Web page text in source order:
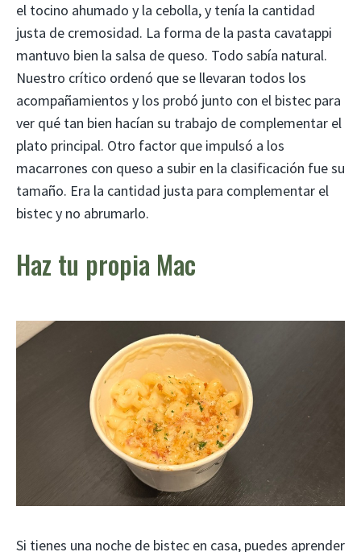
el tocino ahumado y la cebolla, y tenía la cantidad
justa de cremosidad. La forma de la pasta cavatappi
mantuvo bien la salsa de queso. Todo sabía natural.
Nuestro crítico ordenó que se llevaran todos los
acompañamientos y los probó junto con el bistec para
ver qué tan bien hacían su trabajo de complementar el
plato principal. Otro factor que impulsó a los
macarrones con queso a subir en la clasificación fue su
tamaño. Era la cantidad justa para complementar el
bistec y no abrumarlo.
Haz tu propia Mac
Si tienes una noche de bistec en casa, puedes aprender